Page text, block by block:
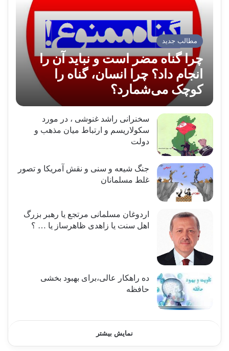
مطالب جدید
چرا گناه مضر است و نباید آن را
انجام داد؟ چرا انسان، گناه را
کوچک می‌شمارد؟
سخنرانی راشد غنوشی ، در مورد
سکولاریسم و ارتباط میان مذهب و
دولت
جنگ شیعه و سنی و نقش آمریکا و تصور
غلط مسلمانان
اردوغان مسلمانی مرتجع یا رهبر بزرگ
اهل سنت یا زاهدی ظاهرساز یا … ؟
ده راهکار عالی،برای بهبود بخشی
حافظه
نمایش بیشتر